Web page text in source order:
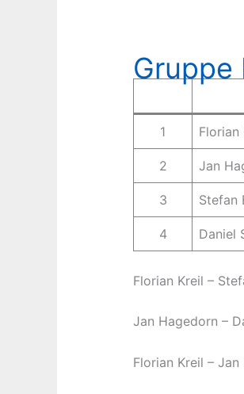
Gruppe
1 Florian
2 Jan
3 Stefan
4 Daniel
Florian Kreil –
Jan Hagedorn –
Florian Kreil –